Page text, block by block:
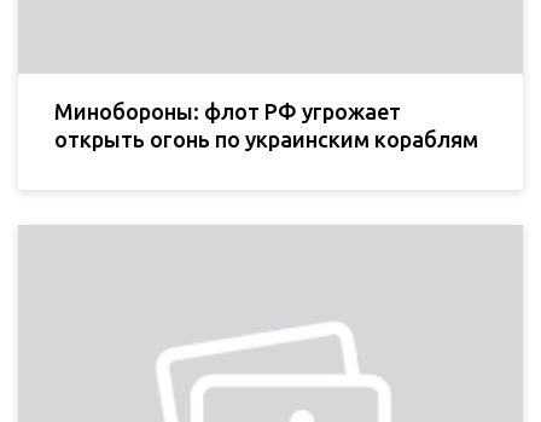
Минобороны: флот РФ угрожает
открыть огонь по украинским кораблям